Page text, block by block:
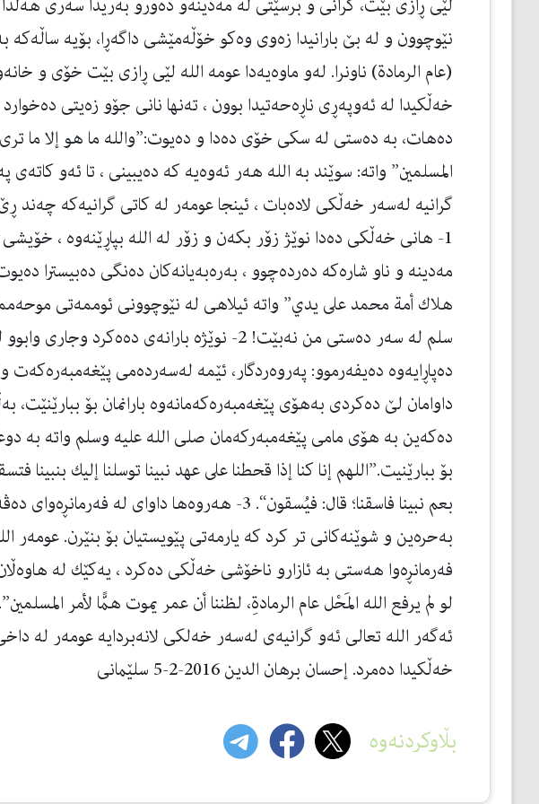
لێی ڕازی بێت، گرانی و برسێتی له‌ مه‌دینه‌و ده‌ورو به‌ریدا سه‌ری
نێوچوون و له‌ بێ بارانیدا زه‌وی وه‌كو خۆڵه‌مێشی داگه‌ڕا، بۆیه‌
(عام الرمادة) ناونرا. له‌و ماوه‌یه‌دا عومه‌ الله لێی ڕازی بێت خۆی و
خه‌ڵكیدا له‌ ئه‌وپه‌ڕی ناڕه‌حه‌تیدا بوون ، ته‌نها نانی جۆو زه‌یتی
ده‌هات، به‌ ده‌ستی له‌ سكی خۆی ده‌دا و ده‌یوت:”والله ما هو إلا ما
المسلمين” واته‌: سوێند به‌ الله هه‌ر ئه‌وه‌یه‌ كه‌ ده‌یبینی ، تا ئه‌و كاته‌ی
گرانیه‌ له‌سه‌ر خه‌ڵكی لاده‌بات ، ئینجا عومه‌ر له‌ كاتی گرانیه‌كه‌ چه‌ند
1- هانی خه‌ڵكی ده‌دا نوێژ زۆر بكه‌ن و زۆر له‌ الله بپاڕێنه‌وه‌ ،
مه‌دینه‌ و ناو شاره‌كه‌ دەردەچوو ، به‌ره‌به‌یانه‌كان ده‌نگی ده‌بیسترا
هلاك أمة محمد على يدي” واتە ئیلاهی لە نێوچوونی ئوممه‌تی
سلم له‌ سه‌ر ده‌ستی من نه‌بێت! 2- نوێژه‌ بارانه‌ی دەه‌كرد
ده‌پاڕایه‌وه‌ ده‌یفه‌رموو: په‌روه‌ردگار، ئێمه‌ له‌سه‌رده‌می پێغه‌مبه‌ره‌كه‌ت
داوامان لێ دە‌كردی به‌هۆی پێغه‌مبه‌ره‌كه‌مانەوە بارانمان بۆ ببارێنێت،
ده‌كه‌ین به‌ هۆی مامی پێغه‌مبه‌ركه‌مان صلی الله علیه وسلم واتە بە
بۆ ببارێنیت.”اللهم إنا كنا إذا قحطنا على عهد نبينا توسلنا إليك بنبينا
بعم نبينا فاسقنا؛ قال: فيُسقون“. 3- هه‌روه‌ها داوای له‌
به‌حره‌ین و شوێنه‌كانی تر كرد كه‌ یارمه‌تی پێویستیان بۆ بنێرن. عومه‌ر
فه‌رمانڕه‌وا هه‌ستی به‌ ئازارو ناخۆشی خه‌ڵكی ده‌كرد ، یه‌كێك له‌
لو لم يرفع الله المَحْل عام الرمادةِ، لظننا أن عمر يموت همًّا لأمر
ئه‌گه‌ر الله تعالی ئه‌و گرانیه‌ی له‌سه‌ر خه‌لكی لانه‌بردایه‌ عومه‌ر له‌
خه‌ڵكیدا ده‌مرد. إحسان برهان الدین 2016-2-5 سلێمانی
بڵاوکردنەوە